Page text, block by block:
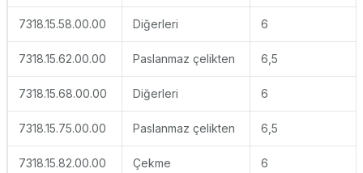
7318.15.58.00.00 Diğerleri 6
7318.15.62.00.00 Paslanmaz çelikten 6,5
7318.15.68.00.00 Diğerleri 6
7318.15.75.00.00 Paslanmaz çelikten 6,5
7318.15.82.00.00
Çekme
6